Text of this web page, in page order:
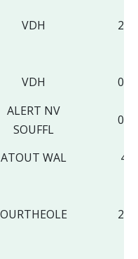
VDH
VDH
ALERT NV
SOUFFL
ATOUT WAL 4,7
OURTHEOLE